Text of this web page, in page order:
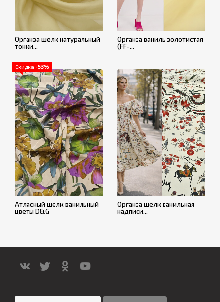
Органза шелк натуральный
тонки...
Органза ваниль золотистая
(FF-...
Скидка -53%
Атласный шелк ванильный
цветы D&G
Органза шелк ванильная
надписи...